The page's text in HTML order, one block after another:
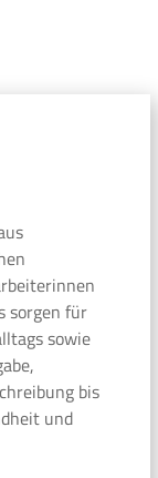
sorgen für
sowie
bis
und